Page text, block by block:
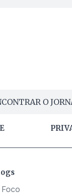
O